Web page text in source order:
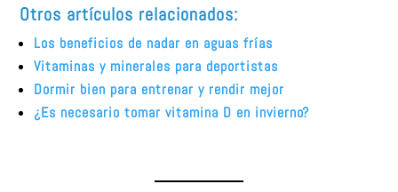
Otros artículos relacionados:
Los beneficios de nadar en aguas frías
Vitaminas y minerales para deportistas
Dormir bien para entrenar y rendir mejor
¿Es necesario tomar vitamina D en invierno?